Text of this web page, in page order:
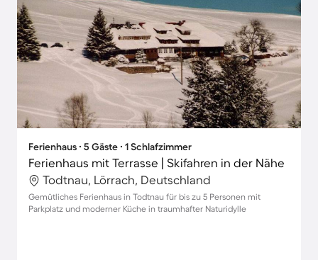
Ferienhaus ∙ 5 Gäste ∙ 1 Schlafzimmer
Ferienhaus mit Terrasse | Skifahren in der Nähe
Todtnau, Lörrach, Deutschland
Gemütliches Ferienhaus in Todtnau für bis zu 5 Personen mit
Parkplatz und moderner Küche in traumhafter Naturidylle